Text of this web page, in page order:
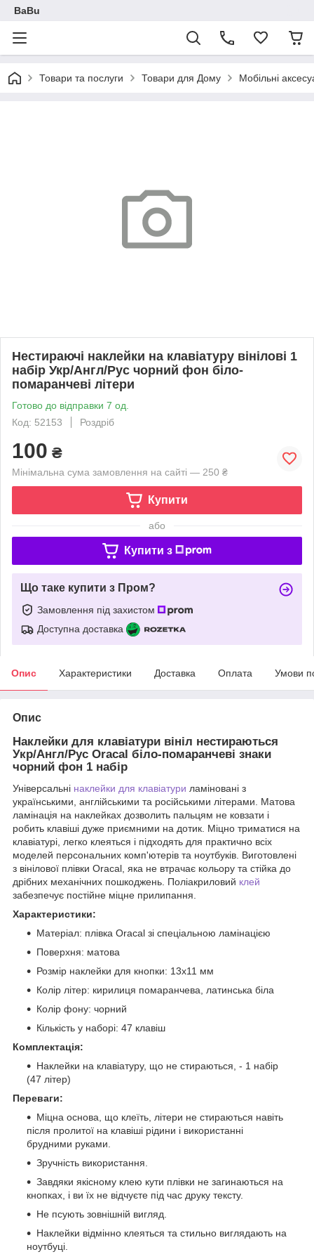
BaBu
Товари та послуги Товари для Дому Мобільні
Нестираючі наклейки на клавіатуру вінілові 1
набір Укр/Англ/Рус чорний фон біло-
помаранчеві літери
Готово до відправки 7 од.
Код: 52153
Роздріб
100 ₴
Мінімальна сума замовлення на сайті — 250 ₴
Купити
або
Купити з
Що таке купити з Пром?
Замовлення під захистом
Доступна доставка
Опис Характеристики Доставка Оплата Умови
Опис
Наклейки для клавіатури вініл нестираються
Укр/Англ/Рус Oracal біло-помаранчеві знаки
чорний фон 1 набір
Універсальні наклейки для клавіатури ламіновані з
українськими, англійськими та російськими літерами. Матова
ламінація на наклейках дозволить пальцям не ковзати і
робить клавіші дуже приємними на дотик. Міцно триматися на
клавіатурі, легко клеяться і підходять для практично всіх
моделей персональних комп'ютерів та ноутбуків. Виготовлені
з вінілової плівки Oracal, яка не втрачає кольору та стійка до
дрібних механічних пошкоджень. Поліакриловий клей
забезпечує постійне міцне прилипання.
Характеристики:
Матеріал: плівка Oracal зі спеціальною ламінацією
Поверхня: матова
Розмір наклейки для кнопки: 13х11 мм
Колір літер: кирилиця помаранчева, латинська біла
Колір фону: чорний
Кількість у наборі: 47 клавіш
Комплектація:
Наклейки на клавіатуру, що не стираються, - 1 набір
(47 літер)
Переваги:
Міцна основа, що клеїть, літери не стираються навіть
після пролитої на клавіші рідини і використанні
брудними руками.
Зручність використання.
Завдяки якісному клею кути плівки не загинаються на
кнопках, і ви їх не відчуєте під час друку тексту.
Не псують зовнішній вигляд.
Наклейки відмінно клеяться та стильно виглядають на
ноутбуці.